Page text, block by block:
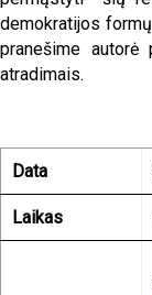
demokratijos
pranešime autorė
atradimais.
Data
Laikas